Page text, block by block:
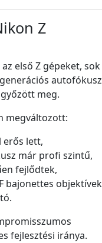
Z
első Z gépeket, sok
autofókusz
meg.
megváltozott:
erős lett,
már profi szintű,
fejlődtek,
bajonettes objektívek
fejlesztési iránya.